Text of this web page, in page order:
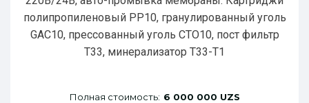
полипропиленовый РР10, гранулированный уголь
GAC10, прессованный уголь CTO10, пост фильтр
T33, минерализатор Т33-Т1
Полная стоимость: 6 000 000 UZS